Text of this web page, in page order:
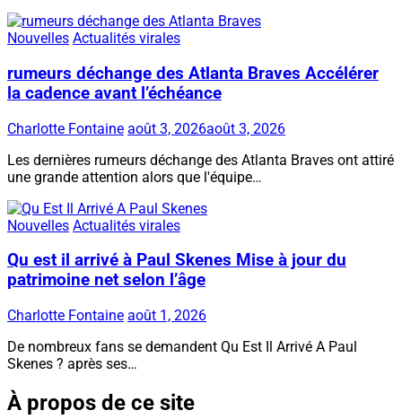
Nouvelles Actualités virales
rumeurs déchange des Atlanta Braves Accélérer
la cadence avant l’échéance
Charlotte Fontaine août 3, 2026août 3, 2026
Les dernières rumeurs déchange des Atlanta Braves ont attiré
une grande attention alors que l'équipe…
Nouvelles Actualités virales
Qu est il arrivé à Paul Skenes Mise à jour du
patrimoine net selon l’âge
Charlotte Fontaine août 1, 2026
De nombreux fans se demandent Qu Est Il Arrivé A Paul
Skenes ? après ses…
À propos de ce site